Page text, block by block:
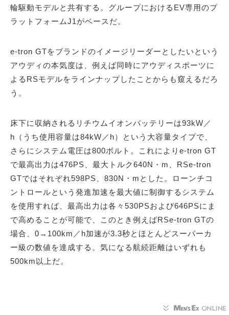
輪駆動モデルと共有する。グループにおけるEV専用のプ
ラットフォームJ1がベースだ。
e-tron GTをブランドのイメージリーダーとしたいという
アウディの本気度は、例えば同時にアウディスポーツに
よるRSモデルをラインナップしたことからも窺えるだろ
う。
床下に収納されるリチウムイオンバッテリーは93kW／
h（うち使用容量は84kW／h）という大容量タイプで、
さらにシステム電圧は800ボルト。これによりe-tron GT
で最高出力は476PS、最大トルク640N・m、RSe-tron
GTではそれぞれ598PS、830N・mとした。ローンチコ
ントロールという発進加速を最大値に制御するシステム
を使用すれば、最高出力は各々530PSおよび646PSにま
で高めることが可能で、このとき例えばRSe-tron GTの
場合、0→100km／h加速が3.3秒とほとんどスーパーカ
ー級の数値を達成する。気になる航続距離はいずれも
500km以上だ。